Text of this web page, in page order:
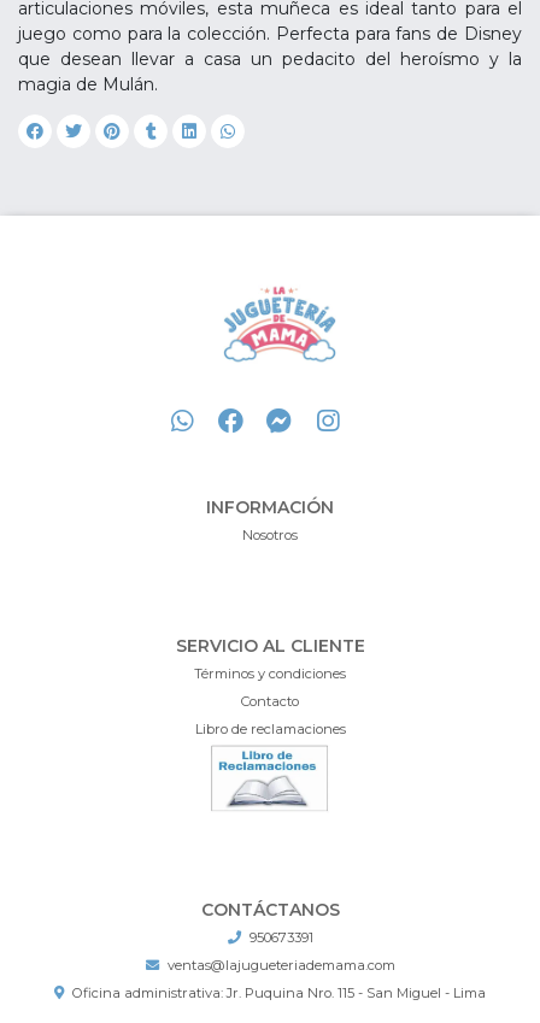
articulaciones móviles, esta muñeca es ideal tanto para el
juego como para la colección. Perfecta para fans de Disney
que desean llevar a casa un pedacito del heroísmo y la
magia de Mulán.
INFORMACIÓN
Nosotros
SERVICIO AL CLIENTE
Términos y condiciones
Contacto
Libro de reclamaciones
CONTÁCTANOS
950673391
ventas@lajugueteriademama.com
Oficina administrativa: Jr. Puquina Nro. 115 - San Miguel - Lima